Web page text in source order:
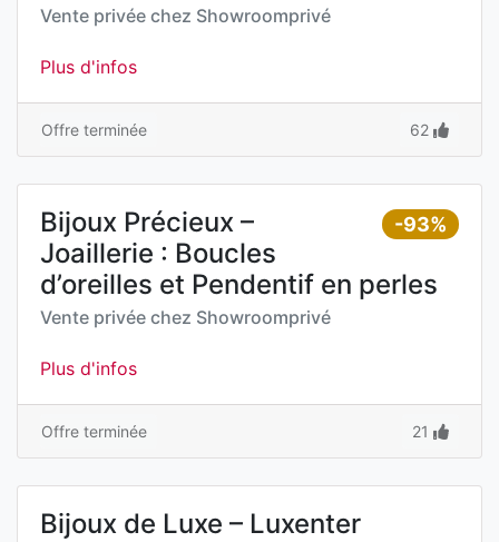
Vente privée chez Showroomprivé
Plus d'infos
Offre terminée 62
-93%
Bijoux Précieux –
Joaillerie : Boucles
d’oreilles et Pendentif en perles
Vente privée chez Showroomprivé
Plus d'infos
Offre terminée 21
Bijoux de Luxe – Luxenter